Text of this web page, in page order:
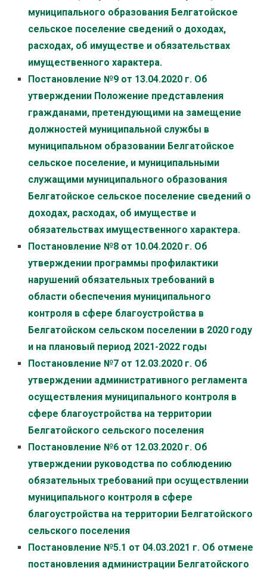
муниципального образования Белгатойское
сельское поселение сведений о доходах,
расходах, об имуществе и обязательствах
имущественного характера.
Постановление №9 от 13.04.2020 г. Об
утверждении Положение представления
гражданами, претендующими на замещение
должностей муниципальной службы в
муниципальном образовании Белгатойское
сельское поселение, и муниципальными
служащими муниципального образования
Белгатойское сельское поселение сведений о
доходах, расходах, об имуществе и
обязательствах имущественного характера.
Постановление №8 от 10.04.2020 г. Об
утверждении программы профилактики
нарушений обязательных требований в
области обеспечения муниципального
контроля в сфере благоустройства в
Белгатойском сельском поселении в 2020 году
и на плановый период 2021-2022 годы
Постановление №7 от 12.03.2020 г. Об
утверждении административного регламента
осуществления муниципального контроля в
сфере благоустройства на территории
Белгатойского сельского поселения
Постановление №6 от 12.03.2020 г. Об
утверждении руководства по соблюдению
обязательных требований при осуществлении
муниципального контроля в сфере
благоустройства на территории Белгатойского
сельского поселения
Постановление №5.1 от 04.03.2021 г. Об отмене
постановления администрации Белгатойского